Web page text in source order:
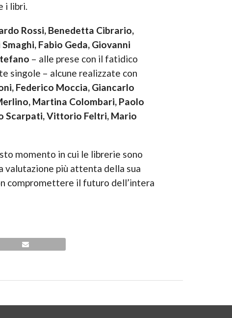
i libri.
Rossi, Benedetta Cibrario,
Fabio Geda, Giovanni
– alle prese con il fatidico
singole – alcune realizzate con
Federico Moccia, Giancarlo
Martina Colombari, Paolo
Scarpati, Vittorio Feltri, Mario
momento in cui le librerie sono
valutazione più attenta della sua
compromettere il futuro dell’intera